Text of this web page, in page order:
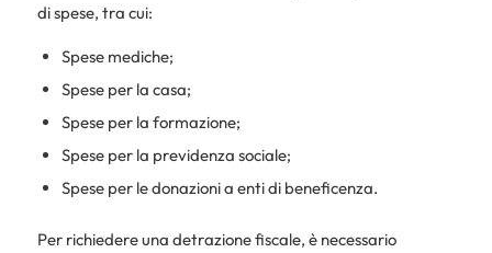
di spese, tra cui:
Spese mediche;
Spese per la casa;
Spese per la formazione;
Spese per la previdenza sociale;
Spese per le donazioni a enti di beneficenza.
Per richiedere una detrazione fiscale, è necessario